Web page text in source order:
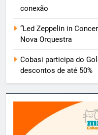
conexão
“Led Zeppelin in
Nova Orquestra
Cobasi participa do
descontos de até 50%